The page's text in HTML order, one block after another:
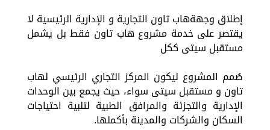
إطلاق وجهةهاب تاون التجارية و الإدارية الرئيسية لا
يقتصر على خدمة مشروع هاب تاون فقط بل يشمل
مستقبل سيتى ككل
صُمم المشروع ليكون المركز التجاري الرئيسي لهاب
تاون و مستقبل سيتى سواء، حيث يجمع بين الوحدات
الإدارية والتجزئة والمرافق الطبية لتلبية احتياجات
السكان والشركات والمدينة بأكملها.